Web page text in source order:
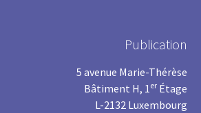
Publication
5 avenue Marie-Thérèse
Bâtiment H, 1 er Étage
L-2132 Luxembourg